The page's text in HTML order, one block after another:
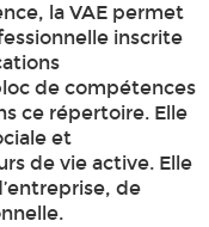
la VAEpermet
inscrite
de compétences
ce répertoire. Elle
et
de vie active. Elle
de